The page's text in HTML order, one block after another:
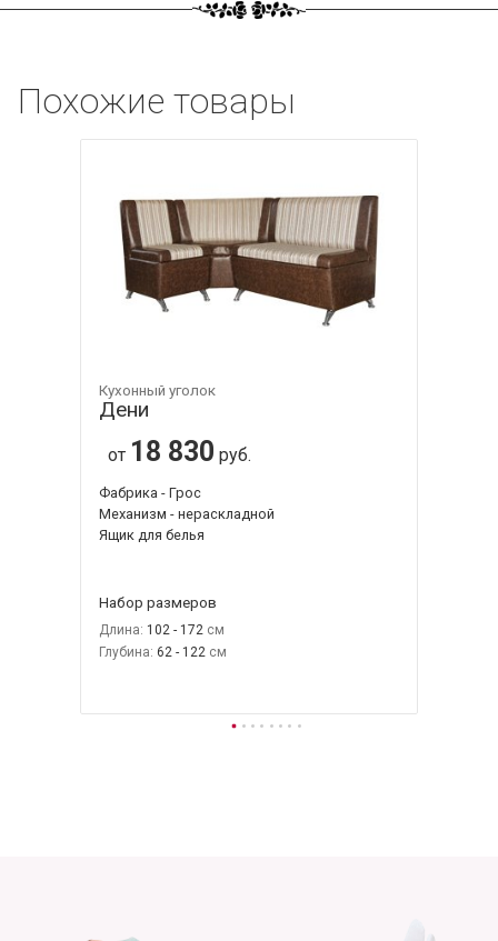
Похожие товары
Кухонный уголок
Дени
от 18 830 руб.
Фабрика - Грос
Механизм - нераскладной
Ящик для белья
Набор размеров
Длина: 102 - 172
Глубина: 62 - 122